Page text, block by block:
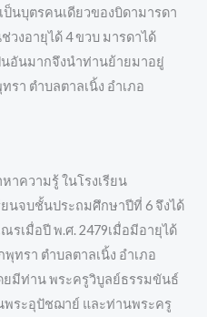
ป็นบุตรคนเดียวของบิดามารดา
งอายุได้ 4 ขวบ มารดาได้
นอันมากจึงนำท่านย้ายมาอยู่
า ตำบลตาลเนิ้ง อำเภอ
าความรู้ ในโรงเรียน
นจบชั้นประถมศึกษาปีที่ 6 จึงได้
รเมื่อปี พ.ศ. 2479เมื่อมีอายุได้
ทรา ตำบลตาลเนิ้ง อำเภอ
มีท่าน พระครูวิบูลย์ธรรมขันธ์
พระอุปัชฌาย์ และท่านพระครู